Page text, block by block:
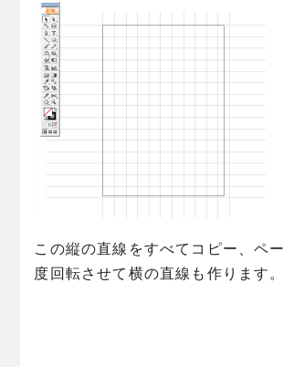
この縦の直線をすべてコピー、ペ
度回転させて横の直線も作ります。